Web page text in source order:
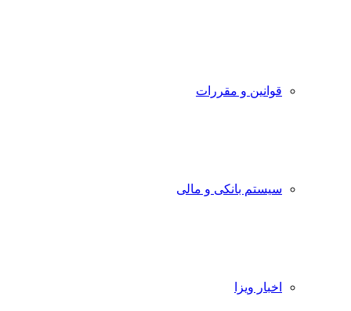
قوانین و مقررات
سیستم بانکی و مالی
اخبار ویزا